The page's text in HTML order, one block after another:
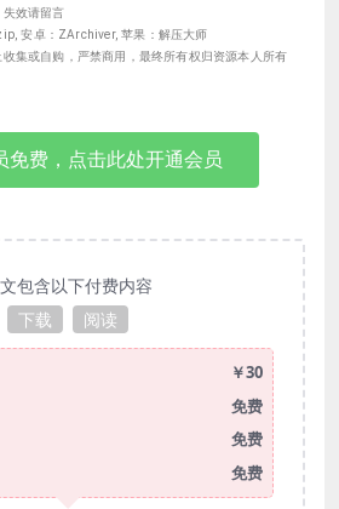
失效请留言
安卓：ZArchiver, 苹果：解压大师
收集或自购，严禁商用，最终所有权归资源本人所有
免费，点击此处开通会员
包含以下付费内容
下载
阅读
￥30
免费
免费
免费